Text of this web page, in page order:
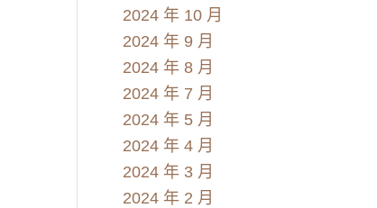
2024 年 10 月
2024 年 9 月
2024 年 8 月
2024 年 7 月
2024 年 5 月
2024 年 4 月
2024 年 3 月
2024 年 2 月